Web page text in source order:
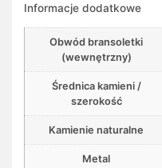
Informacje dodatkowe
Obwód bransoletki
(wewnętrzny)
Średnica kamieni /
szerokość
Kamienie naturalne
Metal